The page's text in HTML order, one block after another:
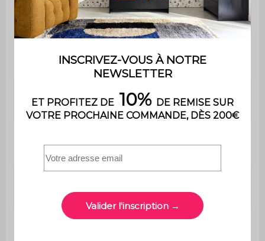
Convertible Oui
couchage
Occasionnel
couchage
Equilibré
16 cm
couchage